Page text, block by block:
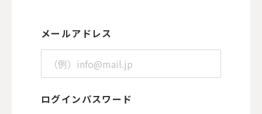
メールアドレス
ログインパスワード